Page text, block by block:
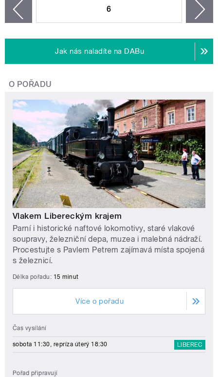
6
Jak nás naladíte na DABu
O POŘADU
Vlakem Libereckým krajem
Parní i historické naftové lokomotivy, staré vlakové
soupravy, železniční depa, muzea i malebná nádraží.
Procestujte s Pavlem Petrem zajímavá místa spojená
s železnicí.
Délka pořadu: 15 minut
Více o pořadu
Čas vysílání
sobota 11:30, repríza úterý 18:30 LIBEREC
Pořad připravují